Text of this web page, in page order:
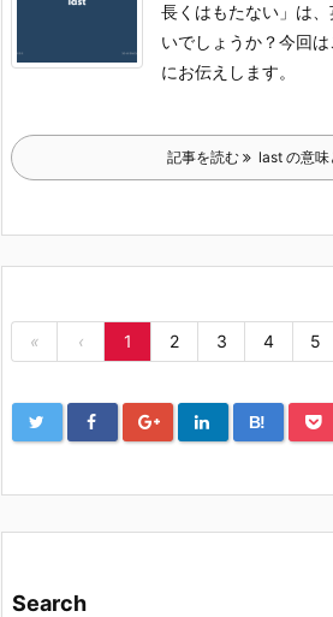
長くはもたない」は
いでしょうか？今回
にお伝えします。
記事を読む last の意味
« ‹ 1 2 3 4 5
B!
Search